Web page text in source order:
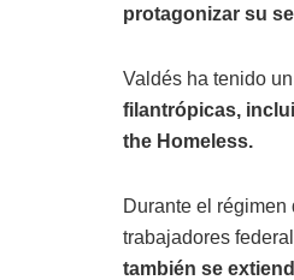
protagonizar su
Valdés ha tenido
filantrópicas,
the Homeless.
Durante el
trabajadores
también se